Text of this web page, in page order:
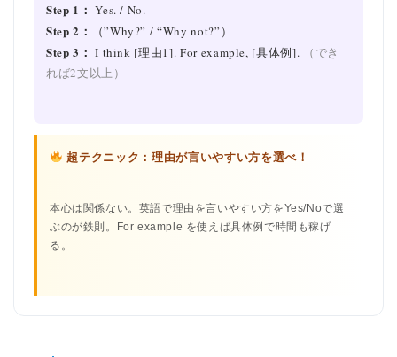
Step 1： Yes. / No.
Step 2： （”Why?” / “Why not?”）
Step 3： I think [理由1]. For example, [具体例].
（でき
れば2文以上）
超テクニック：理由が言いやすい方を選べ！
本心は関係ない。英語で理由を言いやすい方をYes/Noで選
ぶのが鉄則。For example を使えば具体例で時間も稼げ
る。